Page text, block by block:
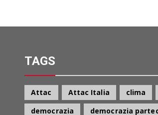
TAGS
Attac Attac Italia clima
democrazia
democrazia